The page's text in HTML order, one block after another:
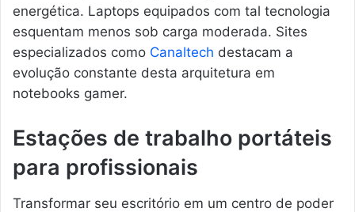
energética. Laptops equipados com tal tecnologia
esquentam menos sob carga moderada. Sites
especializados como Canaltech destacam a
evolução constante desta arquitetura em
notebooks gamer.
Estações de trabalho portáteis
para profissionais
Transformar seu escritório em um centro de poder